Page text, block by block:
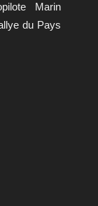
Marin
du Pays